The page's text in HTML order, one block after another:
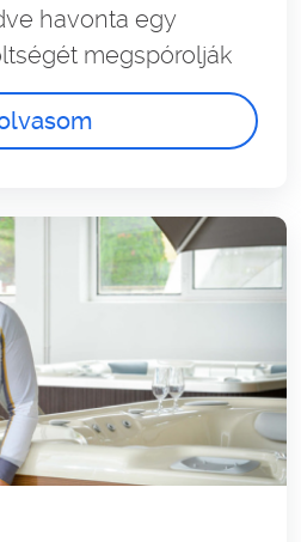
havonta egy
megspórolják